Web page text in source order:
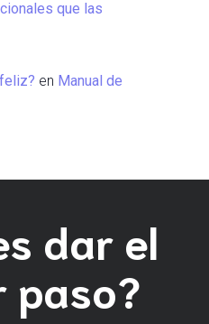
que las
en Manual de
dar el
paso?